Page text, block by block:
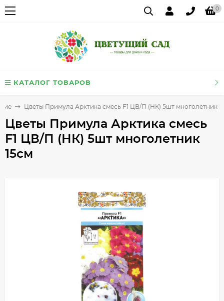
0
КАТАЛОГ ТОВАРОВ
Цветы Примула Арктика смесь F1 ЦВ/П (НК) 5шт многолетник
Цветы Примула Арктика смесь
F1 ЦВ/П (НК) 5шт многолетник
15см